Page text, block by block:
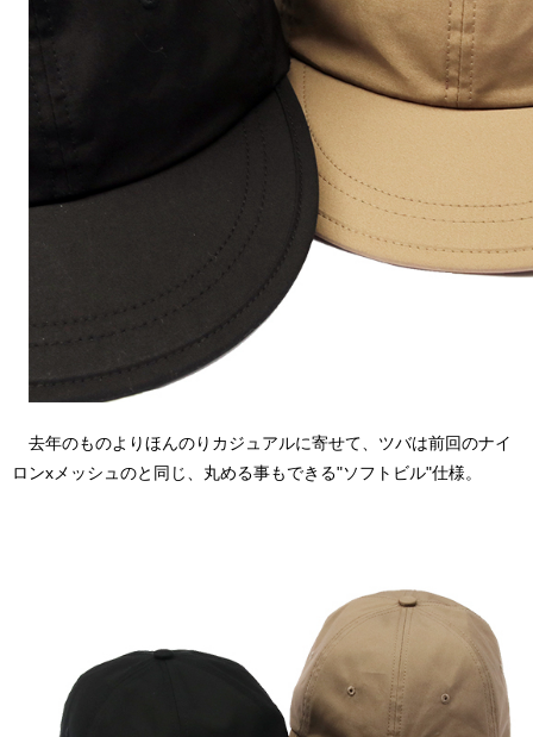
去年のものよりほんのりカジュアルに寄せて、ツバは前回のナイ
ロンxメッシュのと同じ、丸める事もできる"ソフトビル"仕様。